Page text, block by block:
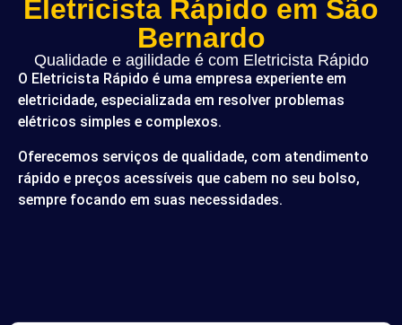
Eletricista Rápido em São
Bernardo
Qualidade e agilidade é com Eletricista Rápido
O Eletricista Rápido é uma empresa experiente em
eletricidade, especializada em resolver problemas
elétricos simples e complexos.
Oferecemos serviços de qualidade, com atendimento
rápido e preços acessíveis que cabem no seu bolso,
sempre focando em suas necessidades.